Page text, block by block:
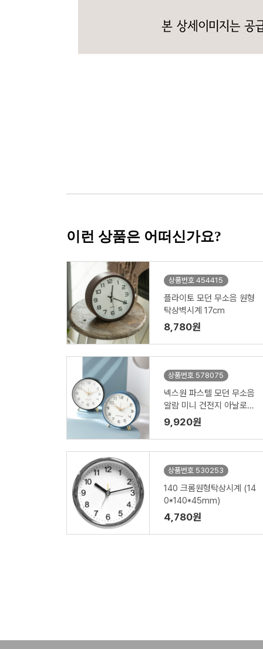
이런 상품은 어떠신가요?
상품번호 454415
플라이토 모던 무소음 원형
탁상벽시계 17cm
8,780원
상품번호 578075
넥스원 파스텔 모던 무소음
알람 미니 건전지 아날로그
탁상시계
9,920원
상품번호 530253
140 크롬원형탁상시계 (14
0*140*45mm)
4,780원